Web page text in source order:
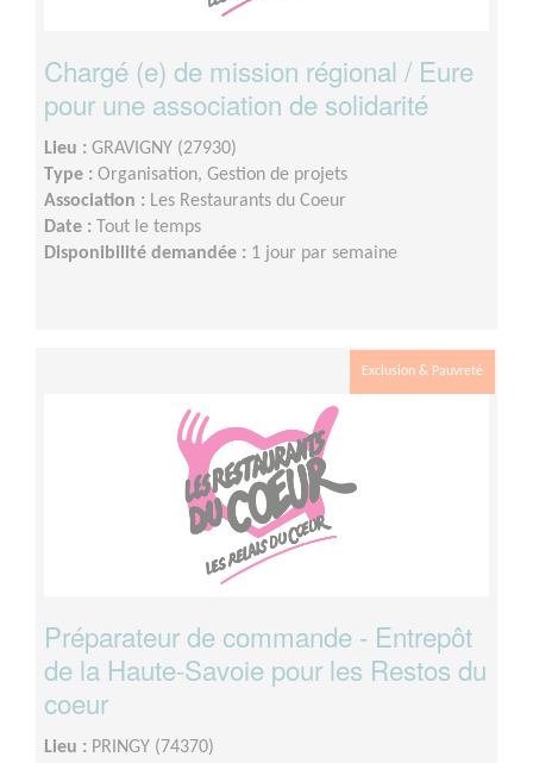
Chargé (e) de mission régional / Eure
pour une association de solidarité
Lieu : GRAVIGNY (27930)
Type : Organisation, Gestion de projets
Association : Les Restaurants du Coeur
Date : Tout le temps
Disponibilité demandée : 1 jour par semaine
Exclusion & Pauvreté
Préparateur de commande - Entrepôt
de la Haute-Savoie pour les Restos du
coeur
Lieu : PRINGY (74370)